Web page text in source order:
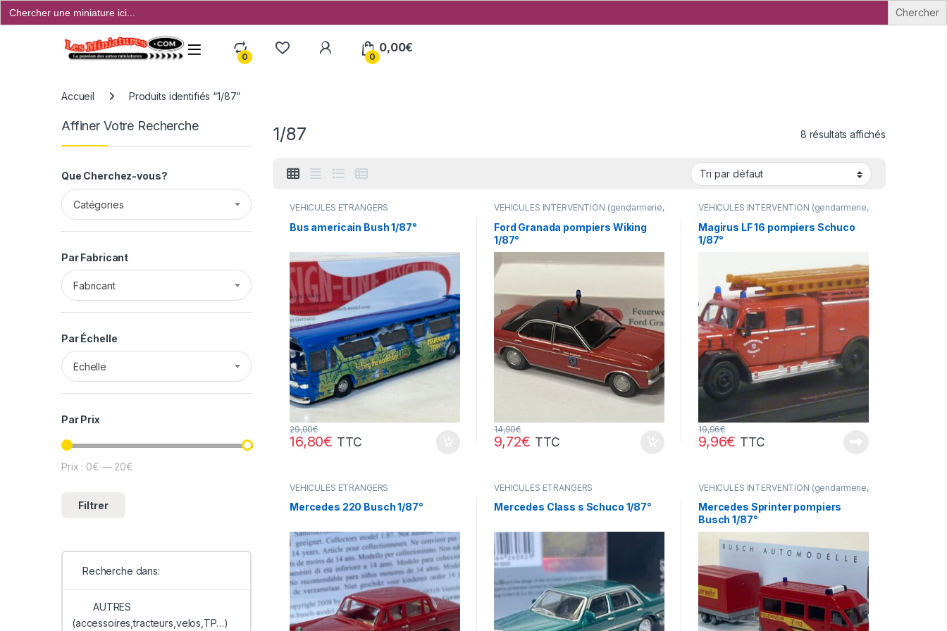
Search
for:
Open
0
My Account
0
0,00€
Accueil Produits identifiés “1/87”
1/87 8 résultats affichés
VÉHICULES ÉTRANGERS
(voitures,camions ...)
Bus americain Bush 1/87°
16,80€
29,00€
TTC
VÉHICULES INTERVENTION (gendarmerie,
pompiers, police, ambulance..)
Ford Granada pompiers Wiking
1/87°
9,72€
14,90€
TTC
VÉHICULES INTERVENTION (gendarmerie,
pompiers, police, ambulance..)
Magirus LF 16 pompiers Schuco
1/87°
9,96€
19,96€
TTC
VÉHICULES ÉTRANGERS
(voitures,camions ...)
Mercedes 220 Busch 1/87°
VÉHICULES ÉTRANGERS
(voitures,camions ...)
Mercedes Class s Schuco 1/87°
VÉHICULES INTERVENTION (gendarmerie,
pompiers, police, ambulance..)
Mercedes Sprinter pompiers
Busch 1/87°
Affiner Votre Recherche
Que Cherchez-vous?
Catégories
Par Fabricant
Fabricant
Par Échelle
Echelle
Par Prix
Prix min
Prix max
Filtrer
Prix : 0€ — 20€
Recherche dans:
AUTRES
(accessoires,tracteurs,velos,TP…)